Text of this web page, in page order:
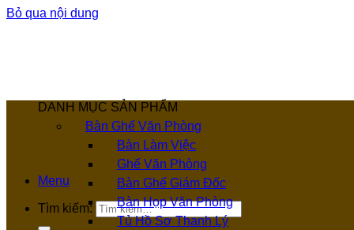
Bỏ qua nội dung
Menu
Tìm kiếm:
DANH MỤC SẢN PHẨM
Bàn Ghế Văn Phòng
Bàn Làm Việc
Ghế Văn Phòng
Bàn Ghế Giám Đốc
Bàn Họp Văn Phòng
Tủ Hồ Sơ Thanh Lý